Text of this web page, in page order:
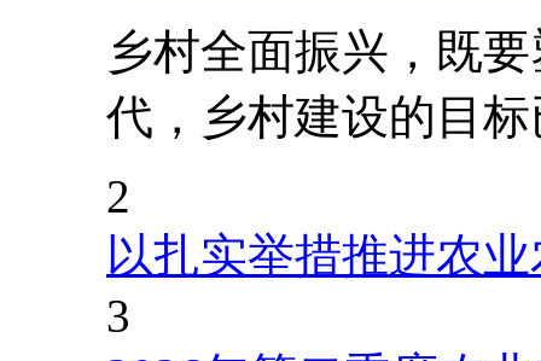
乡村全面振兴，既
代，乡村建设的目
2
以扎实举措推进农
3